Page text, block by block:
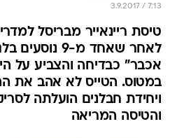
3.9.2017 / 7:13
טיסת ריינאייר מבריסל
לאחר שאחד מ-9
אכבר" כבדיחה והצביע על
במטוס. הטייס לא אהב את
ויחידת חבלנים הועלתה
והטיסה המריאה